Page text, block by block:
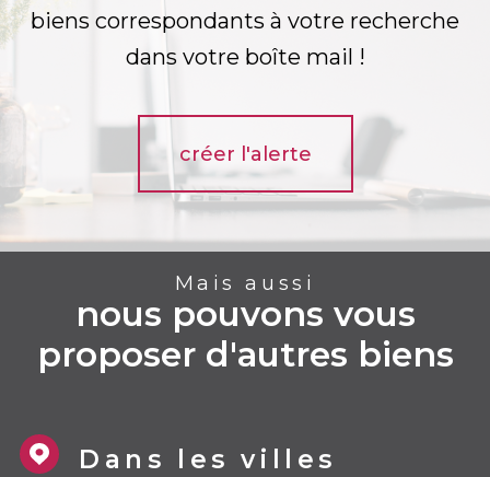
biens correspondants à votre recherche
dans votre boîte mail !
créer l'alerte
Mais aussi
nous pouvons vous
proposer d'autres biens
Dans les villes